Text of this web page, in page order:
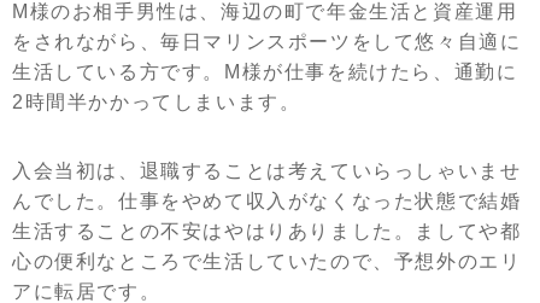
M様のお相手男性は、海辺の町で年金生活と資産運用
をされながら、毎日マリンスポーツをして悠々自適に
生活している方です。M様が仕事を続けたら、通勤に
2時間半かかってしまいます。
入会当初は、退職することは考えていらっしゃいませ
んでした。仕事をやめて収入がなくなった状態で結婚
生活することの不安はやはりありました。ましてや都
心の便利なところで生活していたので、予想外のエリ
アに転居です。